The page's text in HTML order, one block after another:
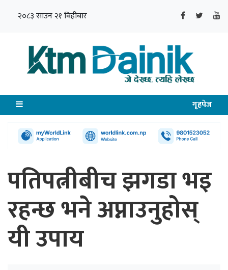
२०८३ साउन २१ बिहीबार
गृहपेज
पतिपत्नीबीच झगडा भइ
रहन्छ भने अप्नाउनुहोस्
यी उपाय